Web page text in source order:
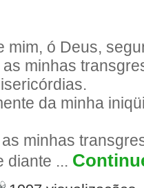
mim, ó Deus,
minhas
da minha
minhas
diante ...